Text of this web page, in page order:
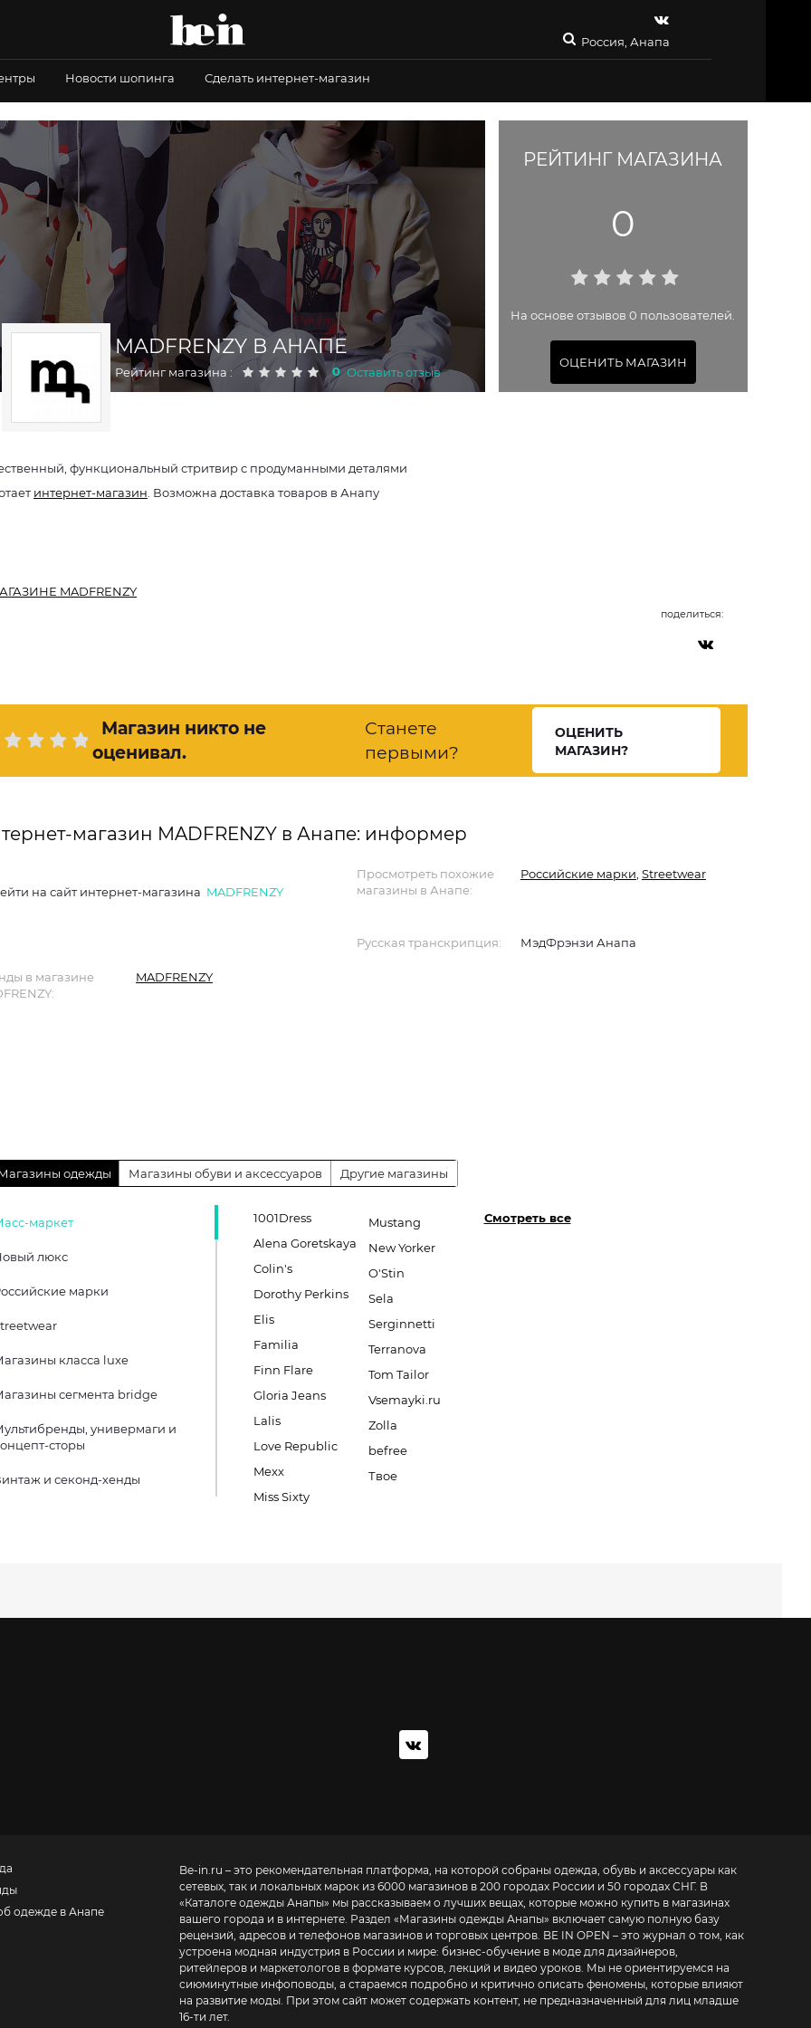
Россия, Анапа
Новости шопинга Сделать интернет-магазин
MADFRENZY В АНАПЕ
Рейтинг магазина : 0 Оставить отзыв
РЕЙТИНГ МАГАЗИНА
0
На основе отзывов 0 пользователей.
ОЦЕНИТЬ МАГАЗИН
функциональный стритвир с продуманными деталями
интернет-магазин . Возможна доставка товаров в Анапу
MADFRENZY
поделиться:
Магазин никто не
оценивал.
Станете
первыми?
ОЦЕНИТЬ
МАГАЗИН?
магазин MADFRENZY в Анапе: информер
на сайт интернет-магазина MADFRENZY
Просмотреть похожие
магазины в Анапе:
Российские марки Streetwear
Русская транскрипция: МэдФрэнзи Анапа
в магазине
MADFRENZY
одежды Магазины обуви и аксессуаров Другие магазины
маркет
люкс
марки
класса luxe
сегмента bridge
универмаги и
сторы
и секонд-хенды
1001Dress
Alena Goretskaya
Colin's
Dorothy Perkins
Elis
Familia
Finn Flare
Gloria Jeans
Lalis
Love Republic
Mexx
Miss Sixty
Mustang
New Yorker
O'Stin
Sela
Serginnetti
Terranova
Tom Tailor
Vsemayki.ru
Zolla
befree
Твое
Смотреть все
одежде в Анапе
Be-in.ru – это рекомендательная платформа, на которой собраны одежда, обувь и аксессуары как
сетевых, так и локальных марок из 6000 магазинов в 200 городах России и 50 городах СНГ. В
«Каталоге одежды Анапы» мы рассказываем о лучших вещах, которые можно купить в магазинах
вашего города и в интернете. Раздел «Магазины одежды Анапы» включает самую полную базу
рецензий, адресов и телефонов магазинов и торговых центров. BE IN OPEN – это журнал о том, как
устроена модная индустрия в России и мире: бизнес-обучение в моде для дизайнеров,
ритейлеров и маркетологов в формате курсов, лекций и видео уроков. Мы не ориентируемся на
сиюминутные инфоповоды, а стараемся подробно и критично описать феномены, которые влияют
на развитие моды. При этом сайт может содержать контент, не предназначенный для лиц младше
16-ти лет.